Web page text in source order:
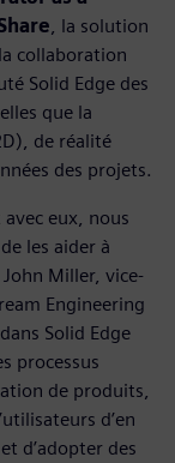
, la solution
collaboration
Solid Edge des
que la
de réalité
des projets.
eux, nous
les aider à
Miller, vice-
Engineering
Solid Edge
processus
de produits,
d’en
d’adopter des